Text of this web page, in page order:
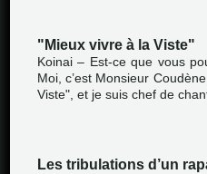
"Mieux vivre à la Viste"
Koinai – Est-ce que vous
Moi, c’est Monsieur
Viste", et je suis chef de
Les tribulations d’un